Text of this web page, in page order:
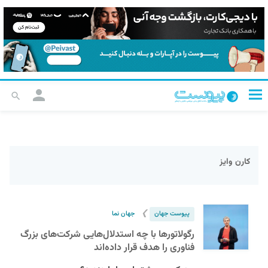
کارن وایز
پیوست جهان ❯ جهان نما
رگولاتورها با چه استدلال‌هایی شرکت‌های بزرگ
فناوری را هدف قرار داده‌اند